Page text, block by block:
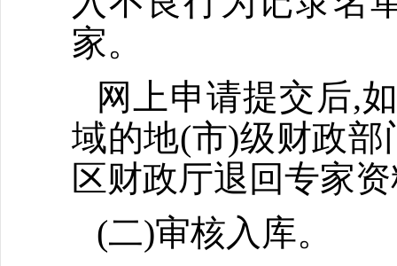
家。
网上申请提交后,
域的地(市)级财政
区财政厅退回专家
(二)审核入库。